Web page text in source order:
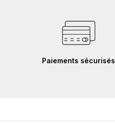
Paiements sécurisés